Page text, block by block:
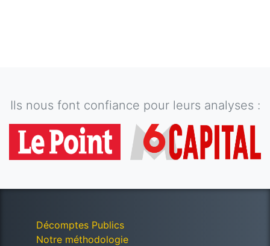
Ils nous font confiance pour leurs analyses :
Décomptes Publics
Notre méthodologie